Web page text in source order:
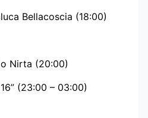
Bellacoscia (18:00)
Nirta (20:00)
(23:00 – 03:00)